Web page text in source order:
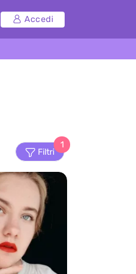
Accedi
Filtri
1